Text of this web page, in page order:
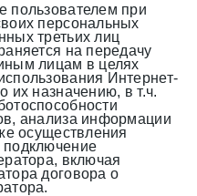
пользователем при
персональных
третьих лиц
на передачу
лицам в целях
Интернет-
их назначению, в т.ч.
анализа информации
осуществления
подключение
включая
договора о